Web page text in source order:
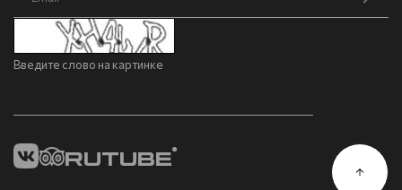
Введите слово на картинке